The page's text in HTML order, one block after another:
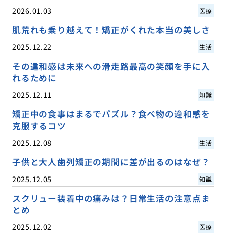
2026.01.03 医療
肌荒れも乗り越えて！矯正がくれた本当の美しさ
2025.12.22 生活
その違和感は未来への滑走路最高の笑顔を手に入
れるために
2025.12.11 知識
矯正中の食事はまるでパズル？食べ物の違和感を
克服するコツ
2025.12.08 生活
子供と大人歯列矯正の期間に差が出るのはなぜ？
2025.12.05 知識
スクリュー装着中の痛みは？日常生活の注意点ま
とめ
2025.12.02 医療